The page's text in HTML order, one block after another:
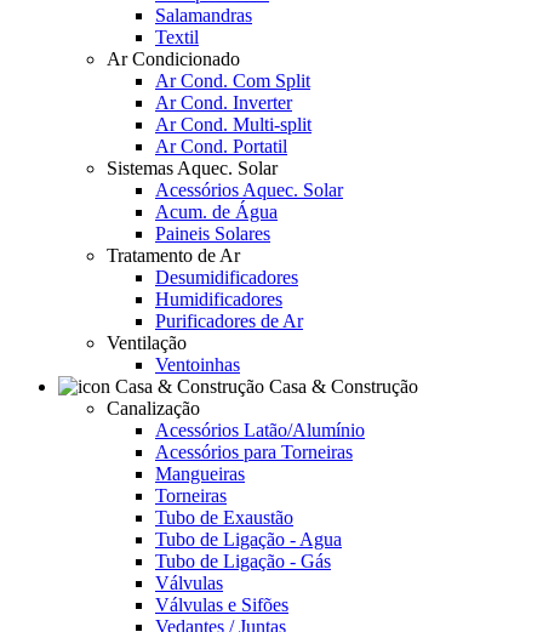
Salamandras
Textil
Ar Condicionado
Ar Cond. Com Split
Ar Cond. Inverter
Ar Cond. Multi-split
Ar Cond. Portatil
Sistemas Aquec. Solar
Acessórios Aquec. Solar
Acum. de Água
Paineis Solares
Tratamento de Ar
Desumidificadores
Humidificadores
Purificadores de Ar
Ventilação
Ventoinhas
Casa & Construção
Canalização
Acessórios Latão/Alumínio
Acessórios para Torneiras
Mangueiras
Torneiras
Tubo de Exaustão
Tubo de Ligação - Agua
Tubo de Ligação - Gás
Válvulas
Válvulas e Sifões
Vedantes / Juntas